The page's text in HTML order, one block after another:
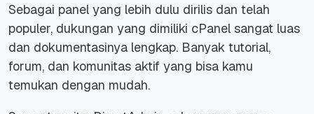
Sebagai panel yang lebih dulu dirilis dan telah
populer, dukungan yang dimiliki cPanel sangat luas
dan dokumentasinya lengkap. Banyak tutorial,
forum, dan komunitas aktif yang bisa kamu
temukan dengan mudah.